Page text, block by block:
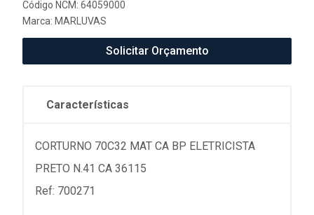
Código NCM: 64059000
Marca: MARLUVAS
Solicitar Orçamento
Características
CORTURNO 70C32 MAT CA BP ELETRICISTA
PRETO N.41 CA 36115
Ref: 700271